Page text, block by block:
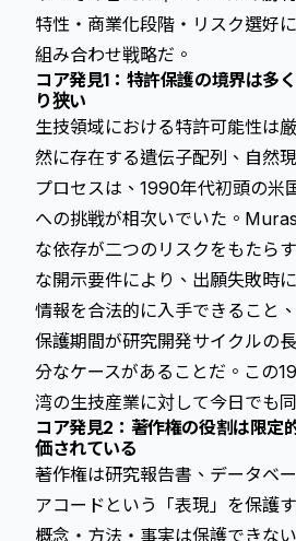
特性・商業化段階・リスク選好
組み合わせ戦略だ。
コア発見1：特許保護の境界は多
り狭い
生技領域における特許可能性は
然に存在する遺伝子配列、自然
プロセスは、1990年代初頭の米
への挑戦が相次いでいた。
な依存が二つのリスクをもたら
な開示要件により、出願失敗時
情報を合法的に入手できること
保護期間が研究開発サイクルの
分なケースがあることだ。この
湾の生技産業に対して今日でも
コア発見2：著作権の役割は限定
価されている
著作権は研究報告書、データベ
アコードという「表現」を保護
概念・方法・事実は保護できな